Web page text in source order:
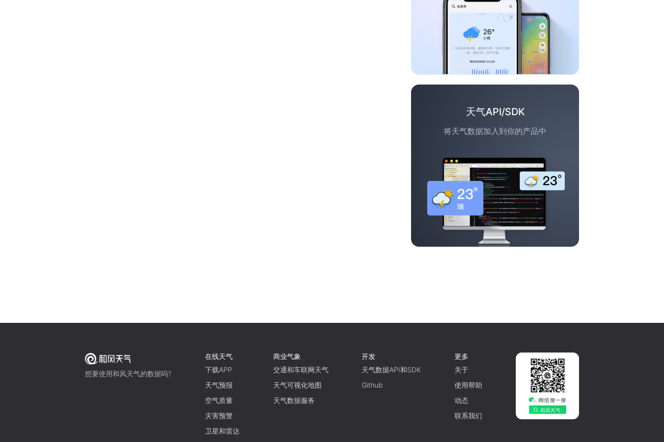
天气API/SDK
将天气数据加入到你的产品中
想要使用和风天气的数据吗?
在线天气
下载APP
天气预报
空气质量
灾害预警
卫星和雷达
商业气象
交通和车联网天气
天气可视化地图
天气数据服务
开发
天气数据API和SDK
Github
更多
关于
使用帮助
动态
联系我们